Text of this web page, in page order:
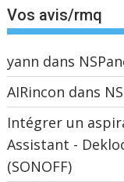
Vos avis/rmq
yann dans
AIRincon dans
Intégrer un
Assistant -
(SONOFF)